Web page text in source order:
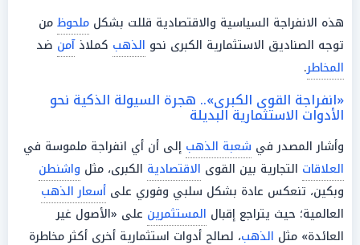
هذه الانفراجة السياسية والاقتصادية قللت بشكل ملحوظمن
توجه الصناديق الاستثمارية الكبرى نحو الذهب كملاذآمن ضد
المخاطر.
«انفراجة القوى الكبرى».. هجرة السيولة الذكية نحو
الأدوات الاستثمارية البديلة
وأشار المصدر في شعبة الذهب إلى أن أي انفراجة ملموسة في
العلاقات التجارية بين القوى الاقتصادية الكبرى، مثل واشنطن
وبكين، تنعكس عادة بشكل سلبي وفوري على أسعار الذهب
العالمية؛ حيث يتراجع إقبال المستثمرين على «الأصول غير
العائدة» مثل الذهب، لصالح أدوات استثمارية أخرى أكثر مخاطرة